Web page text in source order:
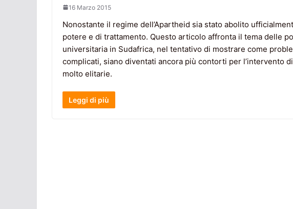
16 Marzo 2015
Nonostante il regime dell’Apartheid sia stato abolito
potere e di trattamento. Questo articolo affronta il tema delle
universitaria in Sudafrica, nel tentativo di mostrare come
complicati, siano diventati ancora più contorti per l’intervento
molto elitarie.
Leggi di più